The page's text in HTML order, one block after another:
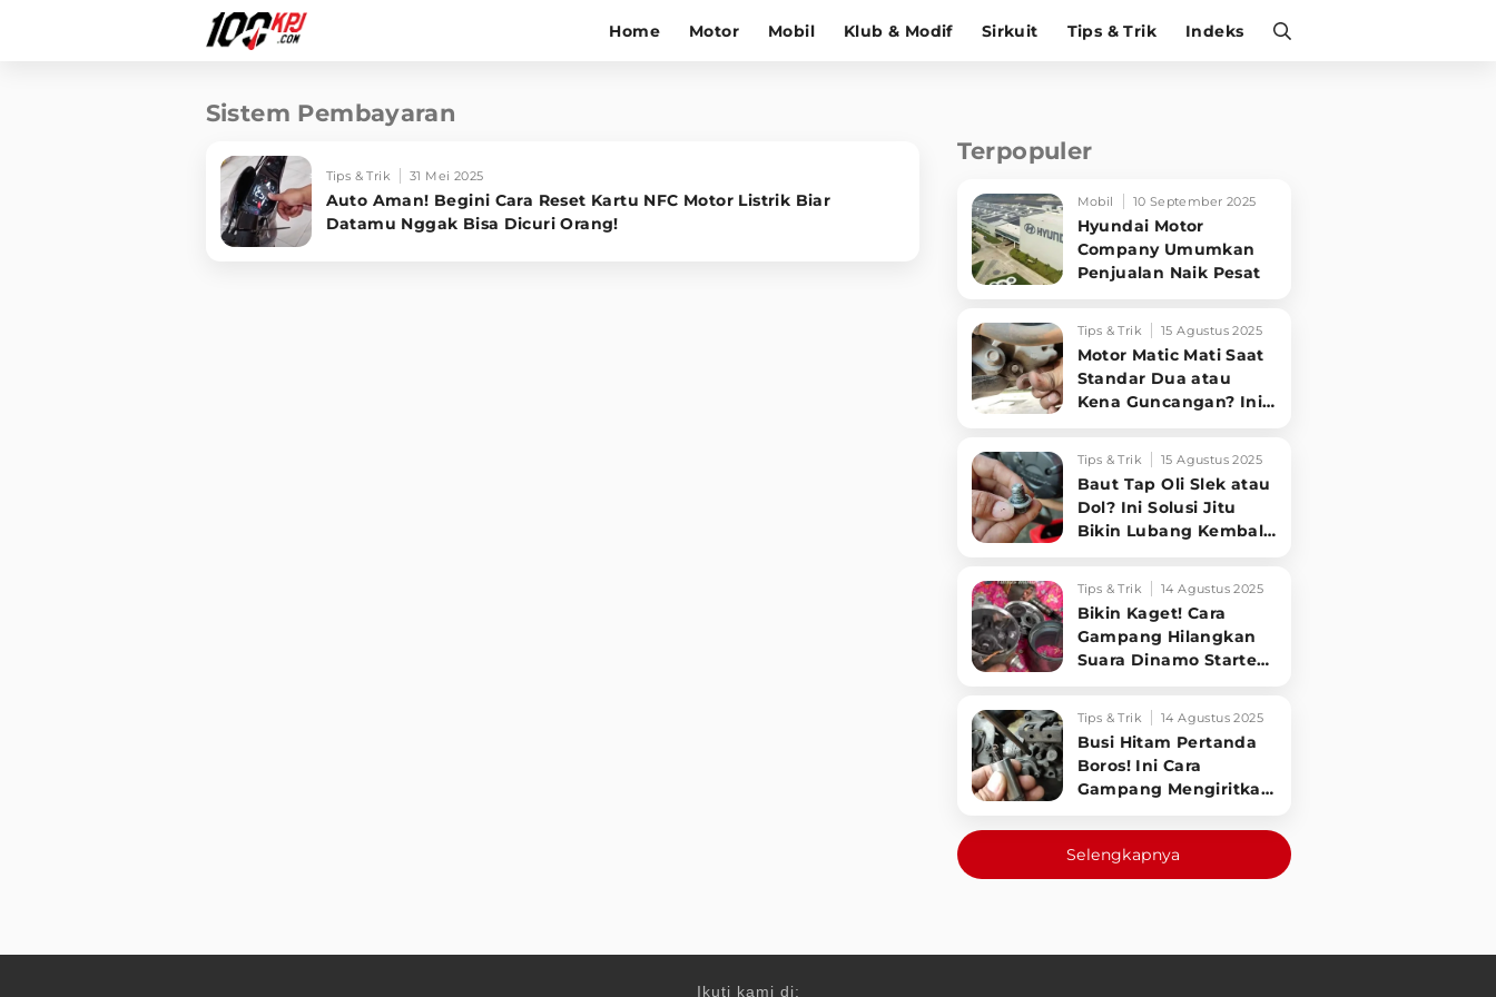
Home Motor Mobil Klub & Modif Sirkuit Tips & Trik Indeks
Sistem Pembayaran
Tips & Trik 31 Mei 2025
Auto Aman! Begini Cara Reset Kartu NFC Motor Listrik Biar
Datamu Nggak Bisa Dicuri Orang!
Terpopuler
Mobil 10 September 2025
Hyundai Motor
Company Umumkan
Penjualan Naik Pesat
Tips & Trik 15 Agustus 2025
Motor Matic Mati Saat
Standar Dua atau
Kena Guncangan? Ini
Tips & Trik 15 Agustus 2025
Baut Tap Oli Slek atau
Dol? Ini Solusi Jitu
Bikin Lubang Kembali
Tips & Trik 14 Agustus 2025
Bikin Kaget! Cara
Gampang Hilangkan
Suara Dinamo Starter
Dimatikan!
Tips & Trik 14 Agustus 2025
Busi Hitam Pertanda
Boros! Ini Cara
Gampang Mengiritkan
Lebih Irit!
Selengkapnya
Ikuti kami di: